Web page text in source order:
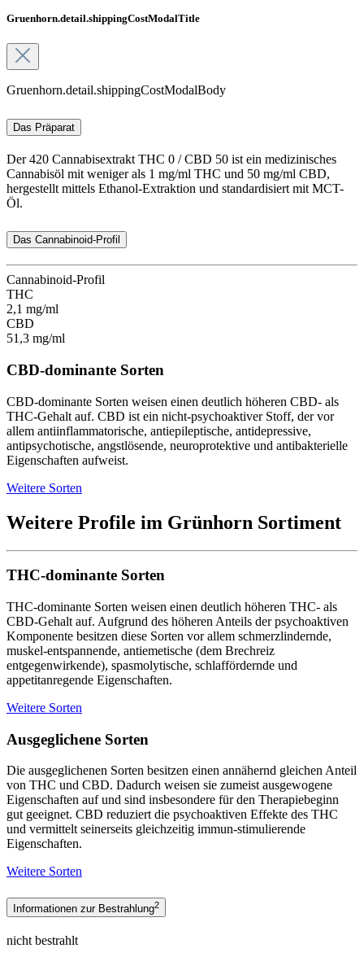
Gruenhorn.detail.shippingCostModalTitle
Gruenhorn.detail.shippingCostModalBody
Das Präparat
Der 420 Cannabisextrakt THC 0 / CBD 50 ist ein medizinisches
Cannabisöl mit weniger als 1 mg/ml THC und 50 mg/ml CBD,
hergestellt mittels Ethanol-Extraktion und standardisiert mit MCT-
Öl.
Das Cannabinoid-Profil
Cannabinoid-Profil
THC
2,1 mg/ml
CBD
51,3 mg/ml
CBD-dominante Sorten
CBD-dominante Sorten weisen einen deutlich höheren CBD- als
THC-Gehalt auf. CBD ist ein nicht-psychoaktiver Stoff, der vor
allem antiinflammatorische, antiepileptische, antidepressive,
antipsychotische, angstlösende, neuroprotektive und antibakterielle
Eigenschaften aufweist.
Weitere Sorten
Weitere Profile im Grünhorn Sortiment
THC-dominante Sorten
THC-dominante Sorten weisen einen deutlich höheren THC- als
CBD-Gehalt auf. Aufgrund des höheren Anteils der psychoaktiven
Komponente besitzen diese Sorten vor allem schmerzlindernde,
muskel-entspannende, antiemetische (dem Brechreiz
entgegenwirkende), spasmolytische, schlaffördernde und
appetitanregende Eigenschaften.
Weitere Sorten
Ausgeglichene Sorten
Die ausgeglichenen Sorten besitzen einen annähernd gleichen Anteil
von THC und CBD. Dadurch weisen sie zumeist ausgewogene
Eigenschaften auf und sind insbesondere für den Therapiebeginn
gut geeignet. CBD reduziert die psychoaktiven Effekte des THC
und vermittelt seinerseits gleichzeitig immun-stimulierende
Eigenschaften.
Weitere Sorten
Informationen zur Bestrahlung2
nicht bestrahlt